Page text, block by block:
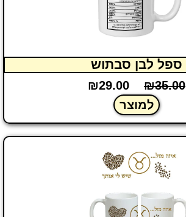
ספל לבן סבתוש
₪35.00
₪29.00
למוצר